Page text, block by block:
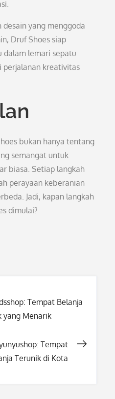
yang menggoda
Druf Shoes siap
dalam lemari sepatu
perjalanan kreativitas
bukan hanya tentang
semangat untuk
biasa. Setiap langkah
perayaan keberanian
Jadi, kapan langkah
dimulai?
Tempat Belanja
yang Menarik
Tempat
Terunik di Kota